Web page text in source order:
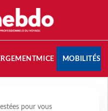
MICE MOBILITÉS
pour vous